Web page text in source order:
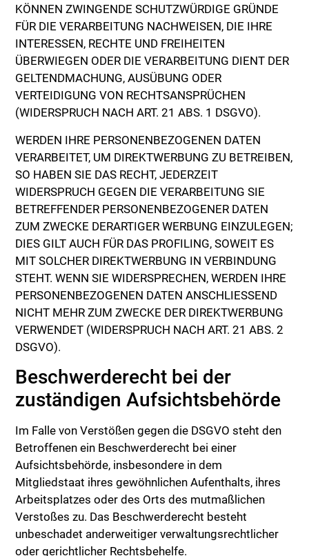
KÖNNEN ZWINGENDE SCHUTZWÜRDIGE GRÜNDE
FÜR DIE VERARBEITUNG NACHWEISEN, DIE IHRE
INTERESSEN, RECHTE UND FREIHEITEN
ÜBERWIEGEN ODER DIE VERARBEITUNG DIENT DER
GELTENDMACHUNG, AUSÜBUNG ODER
VERTEIDIGUNG VON RECHTSANSPRÜCHEN
(WIDERSPRUCH NACH ART. 21 ABS. 1 DSGVO).
WERDEN IHRE PERSONENBEZOGENEN DATEN
VERARBEITET, UM DIREKTWERBUNG ZU BETREIBEN,
SO HABEN SIE DAS RECHT, JEDERZEIT
WIDERSPRUCH GEGEN DIE VERARBEITUNG SIE
BETREFFENDER PERSONENBEZOGENER DATEN
ZUM ZWECKE DERARTIGER WERBUNG EINZULEGEN;
DIES GILT AUCH FÜR DAS PROFILING, SOWEIT ES
MIT SOLCHER DIREKTWERBUNG IN VERBINDUNG
STEHT. WENN SIE WIDERSPRECHEN, WERDEN IHRE
PERSONENBEZOGENEN DATEN ANSCHLIESSEND
NICHT MEHR ZUM ZWECKE DER DIREKTWERBUNG
VERWENDET (WIDERSPRUCH NACH ART. 21 ABS. 2
DSGVO).
Beschwerde­recht bei der
zuständigen Aufsichts­behörde
Im Falle von Verstößen gegen die DSGVO steht den
Betroffenen ein Beschwerderecht bei einer
Aufsichtsbehörde, insbesondere in dem
Mitgliedstaat ihres gewöhnlichen Aufenthalts, ihres
Arbeitsplatzes oder des Orts des mutmaßlichen
Verstoßes zu. Das Beschwerderecht besteht
unbeschadet anderweitiger verwaltungsrechtlicher
oder gerichtlicher Rechtsbehelfe.